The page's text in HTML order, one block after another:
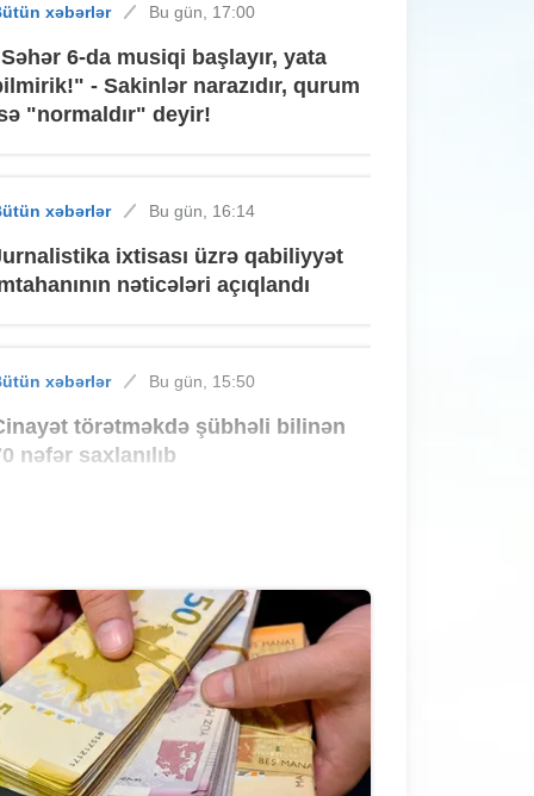
xəbərlər Bu gün, 17:00
6-da musiqi başlayır, yata
- Sakinlər narazıdır, qurum
"normaldır" deyir!
xəbərlər Bu gün, 16:14
ixtisası üzrə qabiliyyət
nəticələri açıqlandı
xəbərlər Bu gün, 15:50
törətməkdə şübhəli bilinən
nəfər saxlanılıb
yanğında tüstüdən
vəziyyəti açıqlandı
xəbərlər Bu gün, 15:10
mənzillərin qiyməti sakinləri